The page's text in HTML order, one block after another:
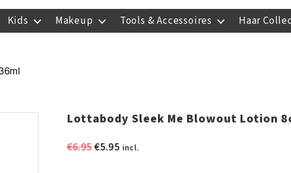
Kids Makeup Tools & Accessoires Haar
Lottabody Sleek Me Blowout Lotion
€6.95Oorspronkelijke
€5.95Huidige
incl.